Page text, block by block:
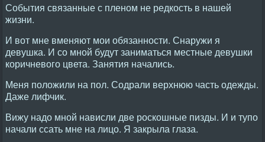
События связанные с пленом не редкость в нашей
жизни.
И вот мне вменяют мои обязанности. Снаружи я
девушка. И со мной будут заниматься местные девушки
коричневого цвета. Занятия начались.
Меня положили на пол. Содрали верхнюю часть одежды.
Даже лифчик.
Вижу надо мной нависли две роскошные пизды. И и тупо
начали ссать мне на лицо. Я закрыла глаза.